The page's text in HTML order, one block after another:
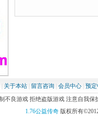
| 关于本站| 留言咨询 会员中心| 预
不良游戏 拒绝盗版游戏 注意自我保
1.76公益传奇版权所有